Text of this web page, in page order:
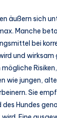
äußern sich
Manche
bei
und
wie jungen,
Sie
Hundes